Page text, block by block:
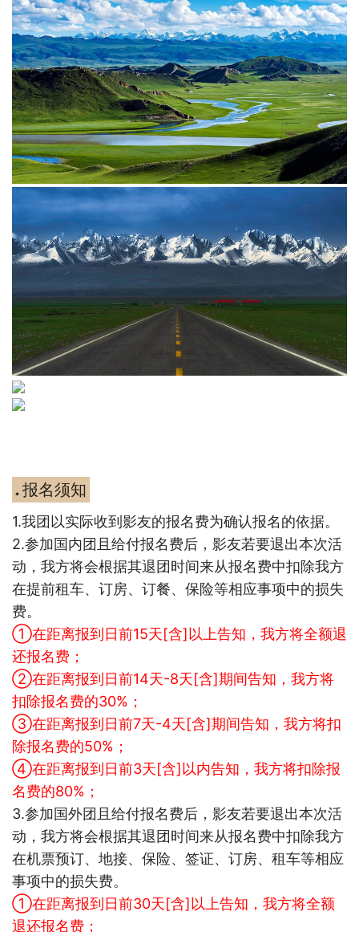
◆ 报名须知
1.我团以实际收到影友的报名费为确认报名的依据。
2.参加国内团且给付报名费后，影友若要退出本次活
动，我方将会根据其退团时间来从报名费中扣除我方
在提前租车、订房、订餐、保险等相应事项中的损失
费。
①在距离报到日前15天[含]以上告知，我方将全额退
还报名费；
②在距离报到日前14天-8天[含]期间告知，我方将
扣除报名费的30%；
③在距离报到日前7天-4天[含]期间告知，我方将扣
除报名费的50%；
④在距离报到日前3天[含]以内告知，我方将扣除报
名费的80%；
3.参加国外团且给付报名费后，影友若要退出本次活
动，我方将会根据其退团时间来从报名费中扣除我方
在机票预订、地接、保险、签证、订房、租车等相应
事项中的损失费。
①在距离报到日前30天[含]以上告知，我方将全额
退还报名费；